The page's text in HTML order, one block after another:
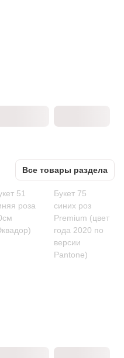
Все товары раздела
51
роза
Букет 75
синих роз
Premium (цвет
года 2020 по
версии
Pantone)